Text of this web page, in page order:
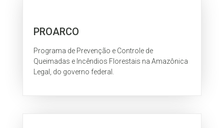
PROARCO
Programa de Prevenção e Controle de
Queimadas e Incêndios Florestais na Amazônica
Legal, do governo federal.